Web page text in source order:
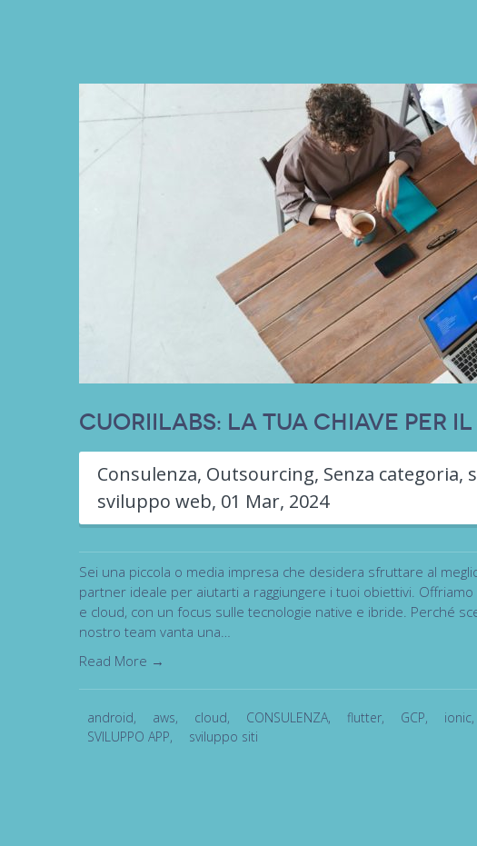
Cuoriilabs: la tua chiave per
Consulenza, Outsourcing, Senza categoria,
sviluppo web, 01 Mar, 2024
Sei una piccola o media impresa che desidera sfruttare al
partner ideale per aiutarti a raggiungere i tuoi obiettivi.
e cloud, con un focus sulle tecnologie native e ibride. Perché
nostro team vanta una…
Read More →
android, aws, cloud, CONSULENZA, flutter, GCP, ionic,
SVILUPPO APP, sviluppo siti